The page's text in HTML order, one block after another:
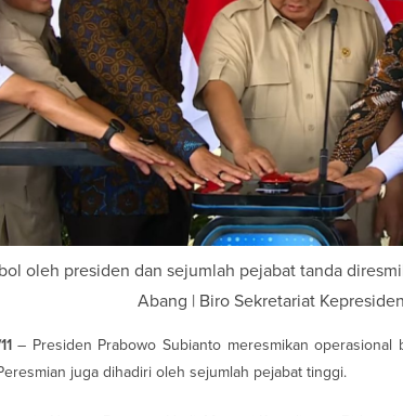
oleh presiden dan sejumlah pejabat tanda
Abang | Biro Sekretariat
– Presiden Prabowo Subianto meresmikan operasional
juga dihadiri oleh sejumlah pejabat tinggi.